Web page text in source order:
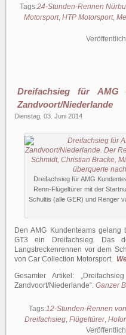
Tags:24-Stunden-Rennen
Motorsport, HTP Motorsport,
Dreifachsieg für AMG
Zandvoort/Niederlande
Dienstag, 03. Juni 2014
Dreifachsieg für AMG
Renn-Flügeltürer mit der
Schultis (alle GER) und Renger
Den AMG Kundenteams
GT3 ein Dreifachsieg. Das
Langstreckenrennen vor dem
von Car Collection Motorsport.
Gesamter Artikel:
Zandvoort/Niederlande . Ganzer
Tags:12-Stunden-Rennen
Dreifachsieg, Flügeltürer,